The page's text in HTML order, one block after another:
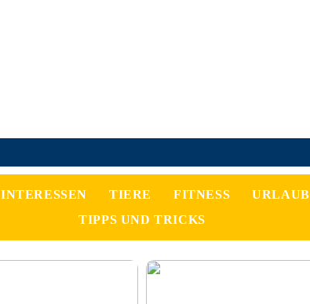
INTERESSEN TIERE FITNESS URLAUB
TIPPS UND TRICKS